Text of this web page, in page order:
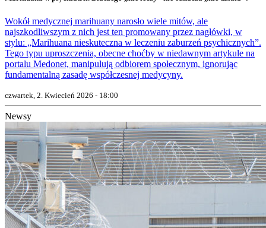
Wokół medycznej marihuany narosło wiele mitów, ale
najszkodliwszym z nich jest ten promowany przez nagłówki, w
stylu: „Marihuana nieskuteczna w leczeniu zaburzeń psychicznych”.
Tego typu uproszczenia, obecne choćby w niedawnym artykule na
portalu Medonet, manipulują odbiorem społecznym, ignorując
fundamentalną zasadę współczesnej medycyny.
czwartek, 2. Kwiecień 2026 - 18:00
Newsy